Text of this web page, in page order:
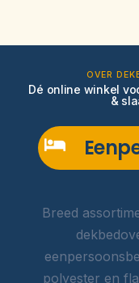
OVER
Dé online winkel
&
Breed
polyester en